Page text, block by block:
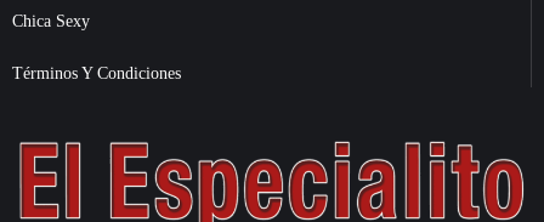
Chica Sexy
Términos Y Condiciones